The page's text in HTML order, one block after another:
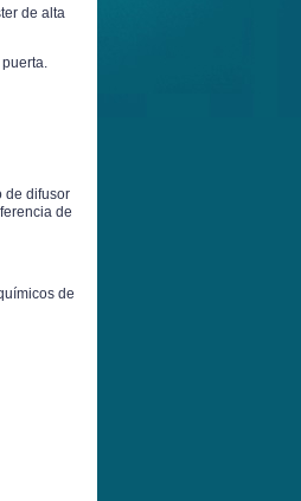
de alta
de difusor
de
de